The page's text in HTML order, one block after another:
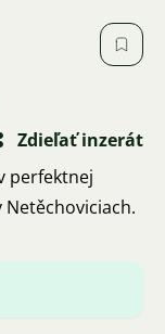
Zdieľať inzerát
perfektnej